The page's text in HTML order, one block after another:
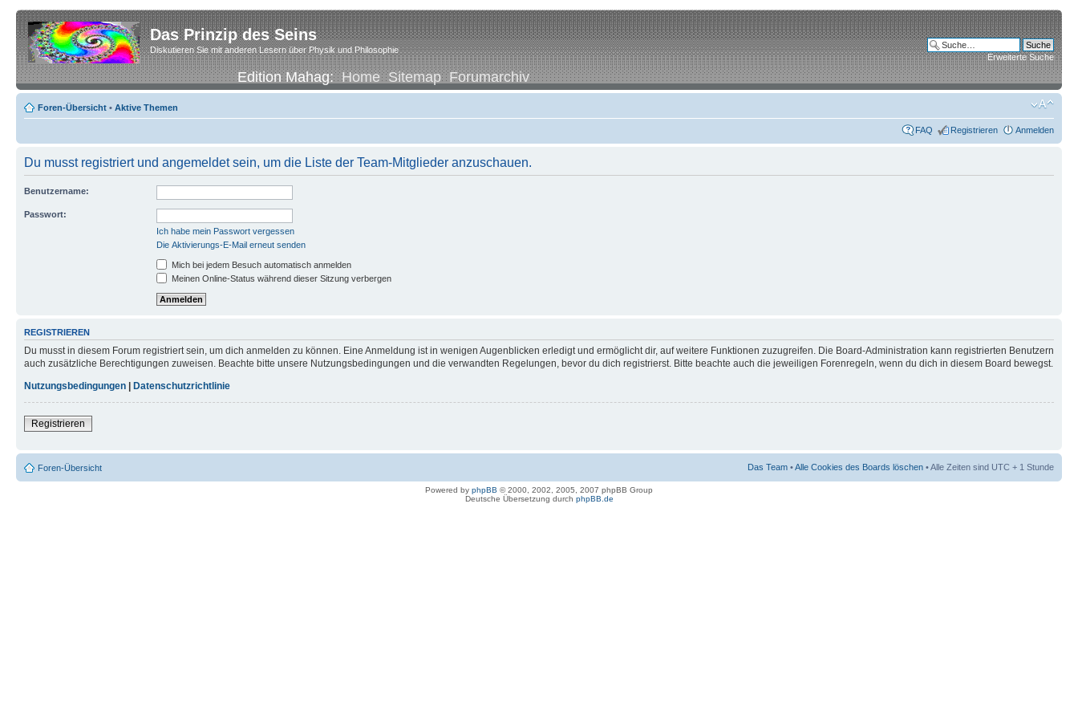
Das Prinzip des Seins
Diskutieren Sie mit anderen Lesern über Physik und Philosophie
Edition Mahag:Home Sitemap Forumarchiv
Erweiterte Suche
Foren-Übersicht • Aktive Themen
FAQ Registrieren Anmelden
Du musst registriert und angemeldet sein, um die Liste der Team-Mitglieder anzuschauen.
Benutzername:
Passwort:
Ich habe mein Passwort vergessen
Die Aktivierungs-E-Mail erneut senden
Mich bei jedem Besuch automatisch anmelden
Meinen Online-Status während dieser Sitzung verbergen
REGISTRIEREN
Du musst in diesem Forum registriert sein, um dich anmelden zu können. Eine Anmeldung ist in wenigen Augenblicken erledigt und ermöglicht dir, auf weitere Funktionen zuzugreifen. Die Board-Administration kann registrierten Benutzern
auch zusätzliche Berechtigungen zuweisen. Beachte bitte unsere Nutzungsbedingungen und die verwandten Regelungen, bevor du dich registrierst. Bitte beachte auch die jeweiligen Forenregeln, wenn du dich in diesem Board bewegst.
Nutzungsbedingungen
Datenschutzrichtlinie
Registrieren
Foren-Übersicht Das Team •Alle Cookies des Boards löschen • Alle Zeiten sind UTC + 1 Stunde
Powered by phpBB © 2000, 2002, 2005, 2007 phpBB Group
Deutsche Übersetzung durch phpBB.de